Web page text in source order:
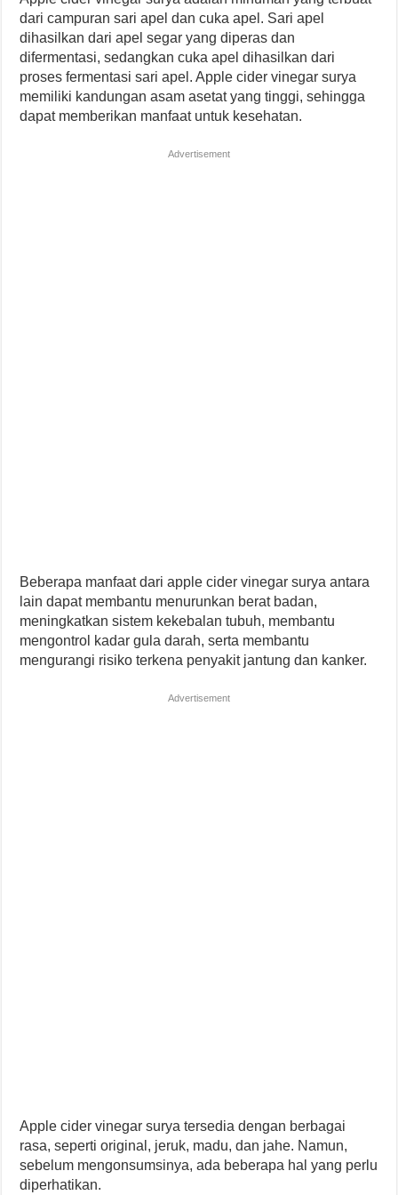
dari campuran sari apel dan cuka apel. Sari apel
dihasilkan dari apel segar yang diperas dan
difermentasi, sedangkan cuka apel dihasilkan dari
proses fermentasi sari apel. Apple cider vinegar surya
memiliki kandungan asam asetat yang tinggi, sehingga
dapat memberikan manfaat untuk kesehatan.
Advertisement
Beberapa manfaat dari apple cider vinegar surya antara
lain dapat membantu menurunkan berat badan,
meningkatkan sistem kekebalan tubuh, membantu
mengontrol kadar gula darah, serta membantu
mengurangi risiko terkena penyakit jantung dan kanker.
Advertisement
Apple cider vinegar surya tersedia dengan berbagai
rasa, seperti original, jeruk, madu, dan jahe. Namun,
sebelum mengonsumsinya, ada beberapa hal yang perlu
diperhatikan.